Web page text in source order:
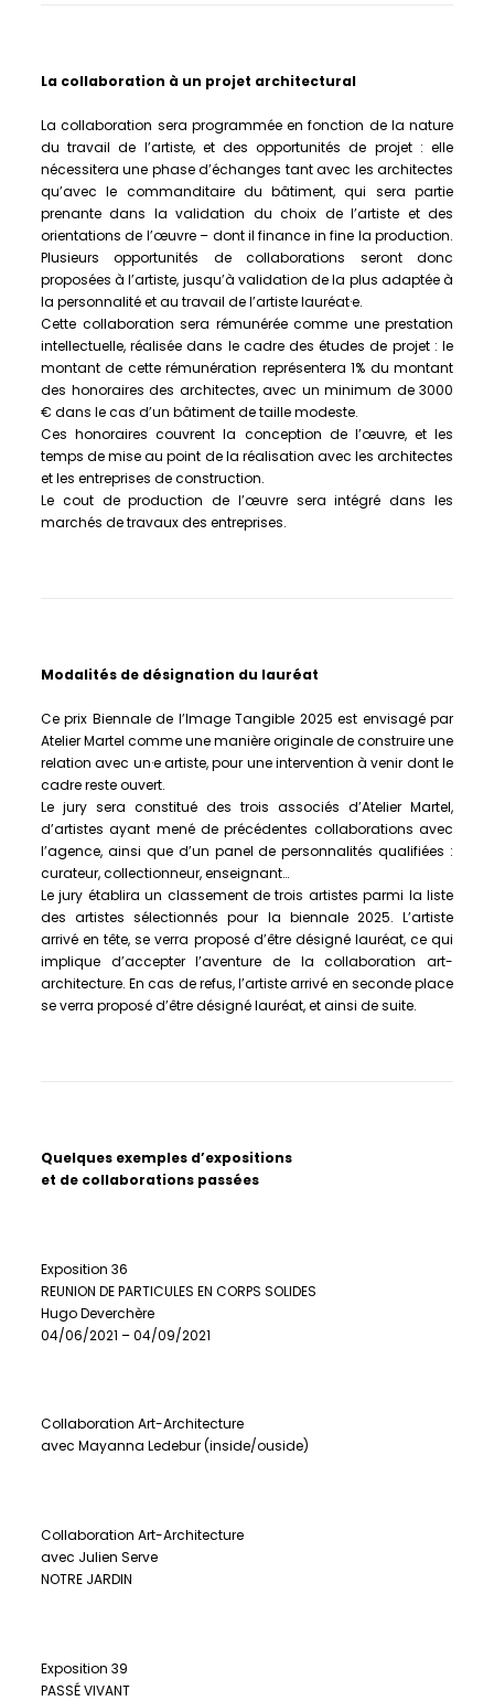
La collaboration à un projet architectural
La collaboration sera programmée en fonction de la nature
du travail de l’artiste, et des opportunités de projet : elle
nécessitera une phase d’échanges tant avec les architectes
qu’avec le commanditaire du bâtiment, qui sera partie
prenante dans la validation du choix de l’artiste et des
orientations de l’œuvre – dont il finance in fine la production.
Plusieurs opportunités de collaborations seront donc
proposées à l’artiste, jusqu’à validation de la plus adaptée à
la personnalité et au travail de l’artiste lauréat·e.
Cette collaboration sera rémunérée comme une prestation
intellectuelle, réalisée dans le cadre des études de projet : le
montant de cette rémunération représentera 1% du montant
des honoraires des architectes, avec un minimum de 3000
€ dans le cas d’un bâtiment de taille modeste.
Ces honoraires couvrent la conception de l’œuvre, et les
temps de mise au point de la réalisation avec les architectes
et les entreprises de construction.
Le cout de production de l’œuvre sera intégré dans les
marchés de travaux des entreprises.
Modalités de désignation du lauréat
Ce prix Biennale de l’Image Tangible 2025 est envisagé par
Atelier Martel comme une manière originale de construire une
relation avec un·e artiste, pour une intervention à venir dont le
cadre reste ouvert.
Le jury sera constitué des trois associés d’Atelier Martel,
d’artistes ayant mené de précédentes collaborations avec
l’agence, ainsi que d’un panel de personnalités qualifiées :
curateur, collectionneur, enseignant…
Le jury établira un classement de trois artistes parmi la liste
des artistes sélectionnés pour la biennale 2025. L’artiste
arrivé en tête, se verra proposé d’être désigné lauréat, ce qui
implique d’accepter l’aventure de la collaboration art-
architecture. En cas de refus, l’artiste arrivé en seconde place
se verra proposé d’être désigné lauréat, et ainsi de suite.
Quelques exemples d’expositions
et de collaborations passées
Exposition 36
REUNION DE PARTICULES EN CORPS SOLIDES
Hugo Deverchère
04/06/2021 – 04/09/2021
Collaboration Art-Architecture
avec Mayanna Ledebur (inside/ouside)
Collaboration Art-Architecture
avec Julien Serve
NOTRE JARDIN
Exposition 39
PASSÉ VIVANT